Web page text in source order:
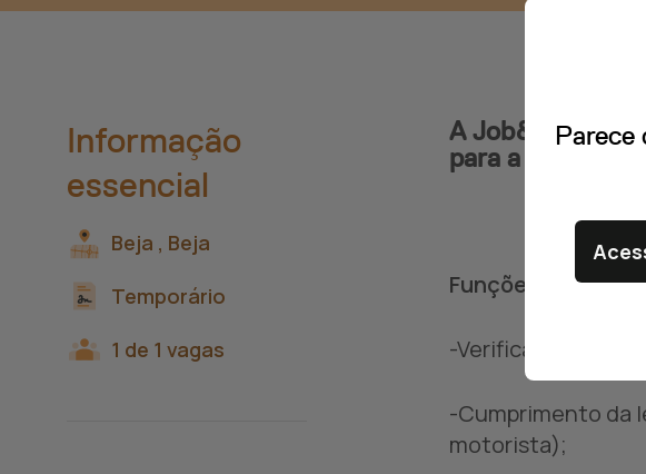
A Job&Talent
para a zona de
Funções:
-Verificação diária
-Cumprimento da
motorista);
Informação
essencial
Beja , Beja
Temporário
1 de 1 vagas
Parece